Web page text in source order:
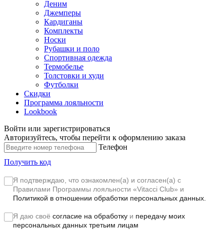
Деним
Джемперы
Кардиганы
Комплекты
Носки
Рубашки и поло
Спортивная одежда
Термобелье
Толстовки и худи
Футболки
Скидки
Программа лояльности
Lookbook
Войти или зарегистрироваться
Авторизуйтесь, чтобы перейти к оформлению заказа
Телефон
Получить код
Я подтверждаю, что ознакомлен(а) и согласен(а) с
Правилами Программы лояльности «Vitacci Club» и
Политикой в отношении обработки персональных данных.
Я даю своё согласие на обработку и передачу моих
персональных данных третьим лицам